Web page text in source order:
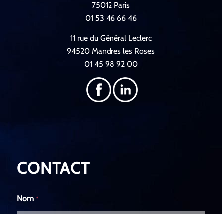
75012 Paris
01 53 46 66 46
11 rue du Général Leclerc
94520 Mandres les Roses
01 45 98 92 00
CONTACT
Nom *